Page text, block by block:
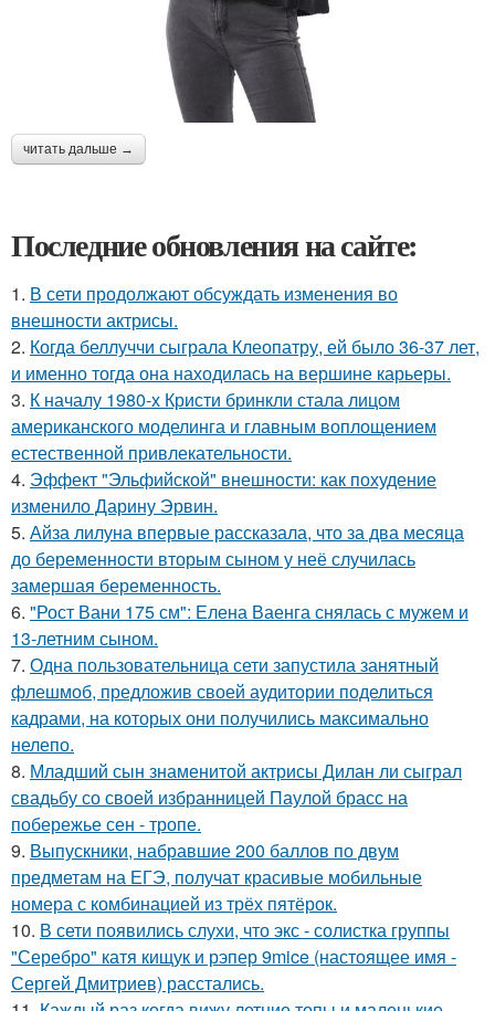
читать дальше →
Последние обновления на сайте:
1. В сети продолжают обсуждать изменения во
внешности актрисы.
2. Когда беллуччи сыграла Клеопатру, ей было 36-37 лет,
и именно тогда она находилась на вершине карьеры.
3. К началу 1980-х Кристи бринкли стала лицом
американского моделинга и главным воплощением
естественной привлекательности.
4. Эффект "Эльфийской" внешности: как похудение
изменило Дарину Эрвин.
5. Айза лилуна впервые рассказала, что за два месяца
до беременности вторым сыном у неё случилась
замершая беременность.
6. "Рост Вани 175 см": Елена Ваенга снялась с мужем и
13-летним сыном.
7. Одна пользовательница сети запустила занятный
флешмоб, предложив своей аудитории поделиться
кадрами, на которых они получились максимально
нелепо.
8. Младший сын знаменитой актрисы Дилан ли сыграл
свадьбу со своей избранницей Паулой брасс на
побережье сен - тропе.
9. Выпускники, набравшие 200 баллов по двум
предметам на ЕГЭ, получат красивые мобильные
номера с комбинацией из трёх пятёрок.
10. В сети появились слухи, что экс - солистка группы
"Серебро" катя кищук и рэпер 9mice (настоящее имя -
Сергей Дмитриев) расстались.